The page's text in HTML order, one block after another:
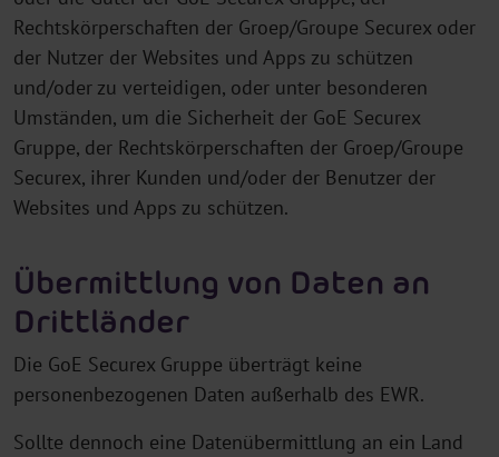
Rechtskörperschaften der Groep/Groupe Securex oder
der Nutzer der Websites und Apps zu schützen
und/oder zu verteidigen, oder unter besonderen
Umständen, um die Sicherheit der GoE Securex
Gruppe, der Rechtskörperschaften der Groep/Groupe
Securex, ihrer Kunden und/oder der Benutzer der
Websites und Apps zu schützen.
Übermittlung von Daten an
Drittländer
Die GoE Securex Gruppe überträgt keine
personenbezogenen Daten außerhalb des EWR.
Sollte dennoch eine Datenübermittlung an ein Land